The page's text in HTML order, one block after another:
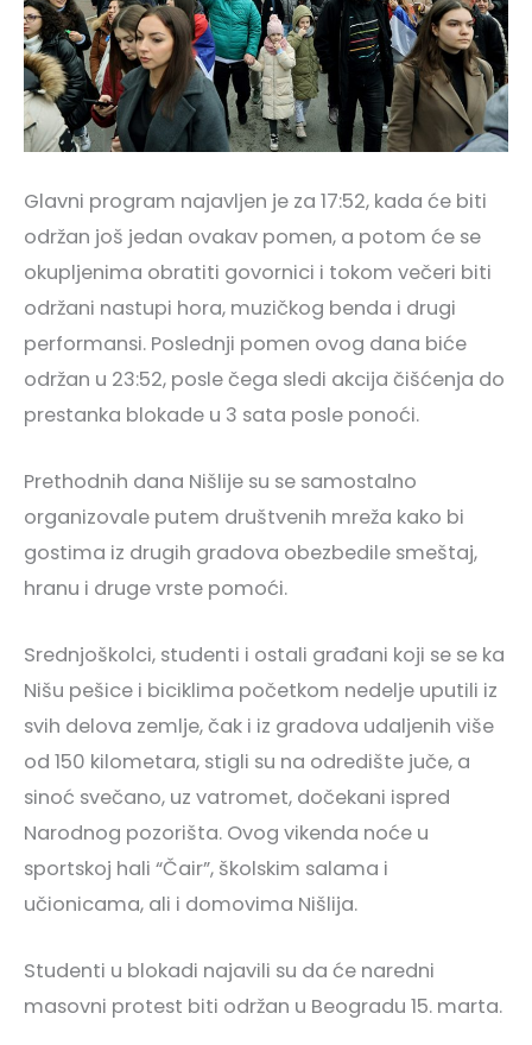
Glavni program najavljen je za 17:52, kada će biti
održan još jedan ovakav pomen, a potom će se
okupljenima obratiti govornici i tokom večeri biti
održani nastupi hora, muzičkog benda i drugi
performansi. Poslednji pomen ovog dana biće
održan u 23:52, posle čega sledi akcija čišćenja do
prestanka blokade u 3 sata posle ponoći.
Prethodnih dana Nišlije su se samostalno
organizovale putem društvenih mreža kako bi
gostima iz drugih gradova obezbedile smeštaj,
hranu i druge vrste pomoći.
Srednjoškolci, studenti i ostali građani koji se se ka
Nišu pešice i biciklima početkom nedelje uputili iz
svih delova zemlje, čak i iz gradova udaljenih više
od 150 kilometara, stigli su na odredište juče, a
sinoć svečano, uz vatromet, dočekani ispred
Narodnog pozorišta. Ovog vikenda noće u
sportskoj hali “Čair”, školskim salama i
učionicama, ali i domovima Nišlija.
Studenti u blokadi najavili su da će naredni
masovni protest biti održan u Beogradu 15. marta.